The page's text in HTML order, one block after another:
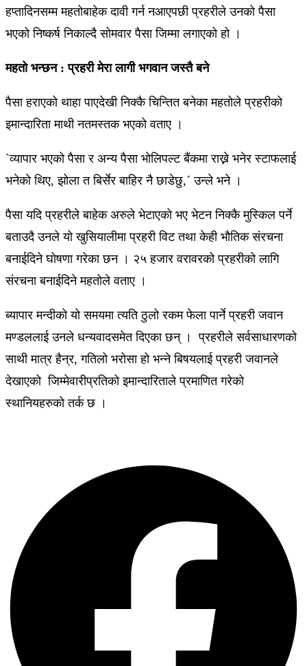
हप्तादिनसम्म महतोबाहेक दावी गर्न नआएपछी प्रहरीले उनकाे पैसा
भएको निष्कर्ष निकाल्दै सोमवार पैसा जिम्मा लगाएको हो ।
महतो भन्छन : प्रहरी मेरा लागी भगवान जस्तै बने
पैसा हराएको थाहा पाएदेखी निक्कै चिन्तित बनेका महतोले प्रहरीको
इमान्दारिता माथी नतमस्तक भएको वताए ।
`व्यापार भएको पैसा र अन्य पैसा भोलिपल्ट बैंकमा राख्ने भनेर स्टाफलाई
भनेको थिए, झोला त बिर्सेर बाहिर नै छाडेछु,´ उन्ले भने ।
पैसा यदि प्रहरीले बाहेक अरुले भेटाएको भए भेटन निक्कै मुस्किल पर्ने
बताउदै उनले यो खुसियालीमा प्रहरी विट तथा केही भौतिक संरचना
बनाईदिने घोषणा गरेका छन । २५ हजार वरावरको प्रहरीको लागि
संरचना बनाईदिने महतोले वताए ।
ब्यापार मन्दीको यो समयमा त्यति ठुलो रकम फेला पार्ने प्रहरी जवान
मण्डललाई उनले धन्यवादसमेत दिएका छन् । प्रहरीले सर्वसाधारणको
साथी मात्र हैन्र, गतिलो भरोसा हो भन्ने बिषयलाई प्रहरी जवानले
देखाएको जिम्मेवारीप्रतिको इमान्दारिताले प्रमाणित गरेको
स्थानियहरुको तर्क छ ।